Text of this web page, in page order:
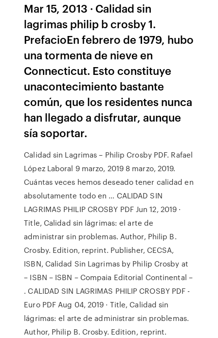
Mar 15, 2013 · Calidad sin
lagrimas philip b crosby 1.
PrefacioEn febrero de 1979, hubo
una tormenta de nieve en
Connecticut. Esto constituye
unacontecimiento bastante
común, que los residentes nunca
han llegado a disfrutar, aunque
sía soportar.
Calidad sin Lagrimas – Philip Crosby PDF. Rafael
López Laboral 9 marzo, 2019 8 marzo, 2019.
Cuántas veces hemos deseado tener calidad en
absolutamente todo en … CALIDAD SIN
LAGRIMAS PHILIP CROSBY PDF Jun 12, 2019 ·
Title, Calidad sin lágrimas: el arte de
administrar sin problemas. Author, Philip B.
Crosby. Edition, reprint. Publisher, CECSA,
ISBN, Calidad Sin Lagrimas by Philip Crosby at
– ISBN – ISBN – Compaia Editorial Continental –
. CALIDAD SIN LAGRIMAS PHILIP CROSBY PDF -
Euro PDF Aug 04, 2019 · Title, Calidad sin
lágrimas: el arte de administrar sin problemas.
Author, Philip B. Crosby. Edition, reprint.